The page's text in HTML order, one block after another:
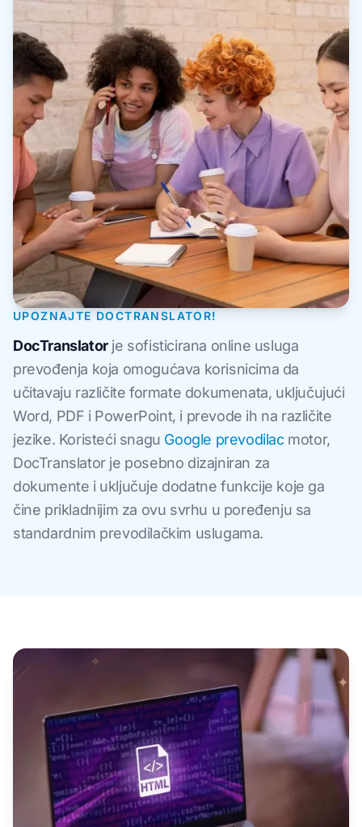
UPOZNAJTE DOCTRANSLATOR!
DocTranslatorje sofisticirana online usluga
prevođenja koja omogućava korisnicima da
učitavaju različite formate dokumenata, uključujući
Word, PDF i PowerPoint, i prevode ih na različite
jezike. Koristeći snagu Google prevodilacmotor,
DocTranslator je posebno dizajniran za
dokumente i uključuje dodatne funkcije koje ga
čine prikladnijim za ovu svrhu u poređenju sa
standardnim prevodilačkim uslugama.